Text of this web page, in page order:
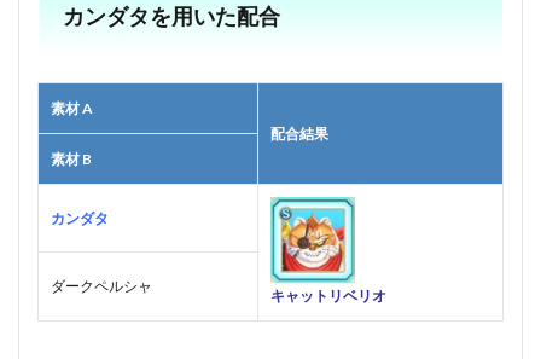
カンダタを用いた配合
素材 A
配合結果
素材 B
カンダタ
キャットリベリオ
ダークペルシャ